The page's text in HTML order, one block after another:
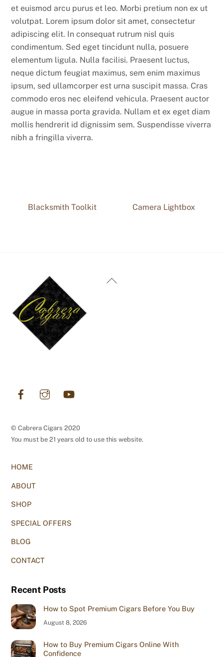
et euismod arcu purus et leo. Morbi pretium non ex ut
volutpat. Lorem ipsum dolor sit amet, consectetur
adipiscing elit. In consequat rutrum nisl quis
condimentum. Sed eget tincidunt nulla, posuere
elementum ligula. Nulla facilisi. Praesent luctus,
neque dictum feugiat maximus, sem enim maximus
ipsum, sed ullamcorper est urna suscipit massa. Cras
commodo eros nec eleifend vehicula. Praesent auctor
augue in massa porta gravida. Nullam et ex eget diam
mollis hendrerit id dignissim sem. Suspendisse viverra
nibh a fringilla viverra.
Blacksmith Toolkit Camera Lightbox
Back
Facebook
© Cabrera Cigars 2020
You must be 21 years old to use this website.
HOME
ABOUT
SHOP
SPECIAL OFFERS
BLOG
CONTACT
Recent Posts
How to Spot Premium Cigars Before You Buy
August 8, 2026
How to Buy Premium Cigars Online With
Confidence